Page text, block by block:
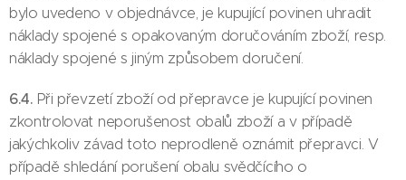
bylo uvedeno v objednávce, je kupující povinen uhradit
náklady spojené s opakovaným doručováním zboží, resp.
náklady spojené s jiným způsobem doručení.
6.4. Při převzetí zboží od přepravce je kupující povinen
zkontrolovat neporušenost obalů zboží a v případě
jakýchkoliv závad toto neprodleně oznámit přepravci. V
případě shledání porušení obalu svědčícího o